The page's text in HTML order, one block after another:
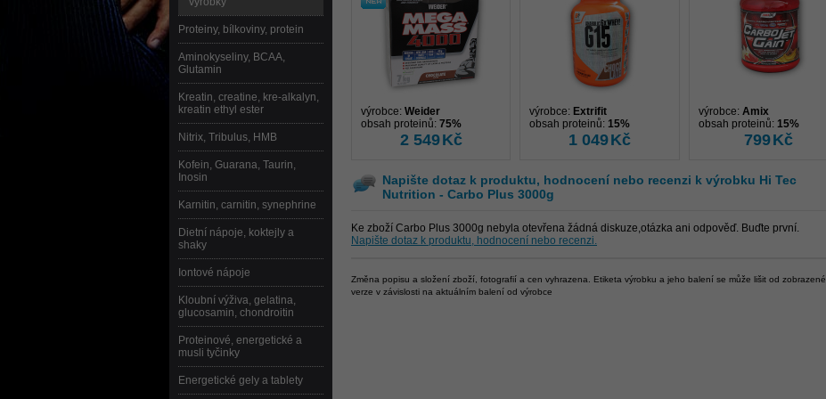
výrobce: Weider
obsah proteinů: 75%
2 549Kč
výrobce: Extrifit
obsah proteinů:15%
1 049Kč
výrobce: Amix
obsah proteinů: 15%
799Kč
Napište dotaz k produktu, hodnocení nebo recenzi k výrobku Hi Tec
Nutrition - Carbo Plus 3000g
Ke zboží Carbo Plus 3000g nebyla otevřena žádná diskuze,otázka ani odpověď. Buďte první.
Napište dotaz k produktu, hodnocení nebo recenzi.
Změna popisu a složení zboží, fotografií a cen vyhrazena. Etiketa výrobku a jeho balení se může lišit od zobrazené
verze v závislosti na aktuálním balení od výrobce
Proteiny, bílkoviny, protein
Aminokyseliny, BCAA,
Glutamin
Kreatin, creatine, kre-alkalyn,
kreatin ethyl ester
Nitrix, Tribulus, HMB
Kofein, Guarana, Taurin,
Inosin
Karnitin, carnitin, synephrine
Dietní nápoje, koktejly a
shaky
Iontové nápoje
Kloubní výživa, gelatina,
glucosamin, chondroitin
Proteinové, energetické a
musli tyčinky
Energetické gely a tablety